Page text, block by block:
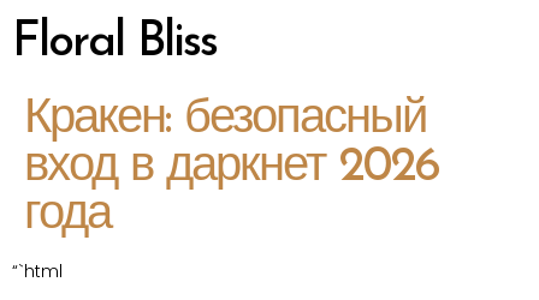
Floral Bliss
Кракен: безопасный
вход в даркнет 2026
года
“`html